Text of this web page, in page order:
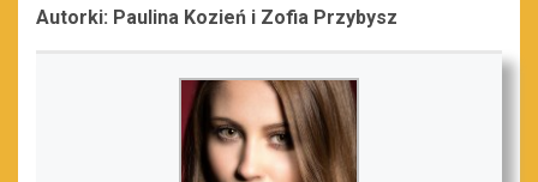
Autorki: Paulina Kozień i Zofia Przybysz